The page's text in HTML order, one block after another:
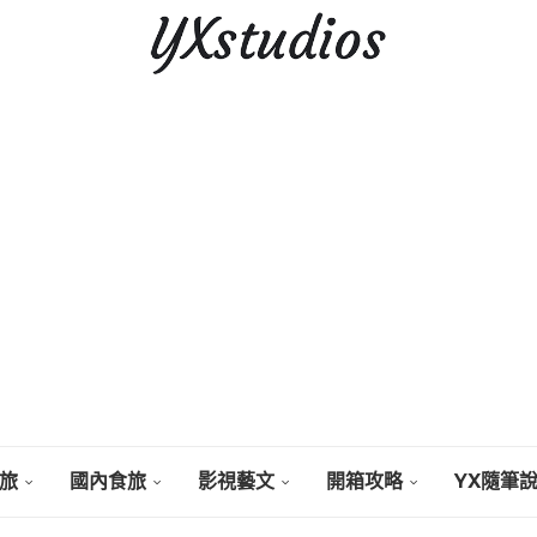
國內食旅 影視藝文 開箱攻略 YX隨筆說